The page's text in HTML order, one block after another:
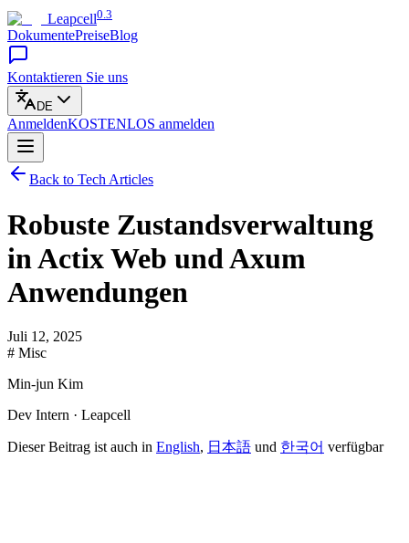
Leapcell0.3
DokumentePreiseBlog
Kontaktieren Sie uns
DE
AnmeldenKOSTENLOS anmelden
Back to Tech Articles
Robuste Zustandsverwaltung
in Actix Web und Axum
Anwendungen
Juli 12, 2025
# Misc
Min-jun Kim
Dev Intern · Leapcell
Dieser Beitrag ist auch in English, 日本語 und 한국어 verfügbar